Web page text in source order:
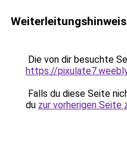
Weiterleitungshinweis
Die von dir besuchte
https://
Falls du diese Seite
du zur vorherigen Seite